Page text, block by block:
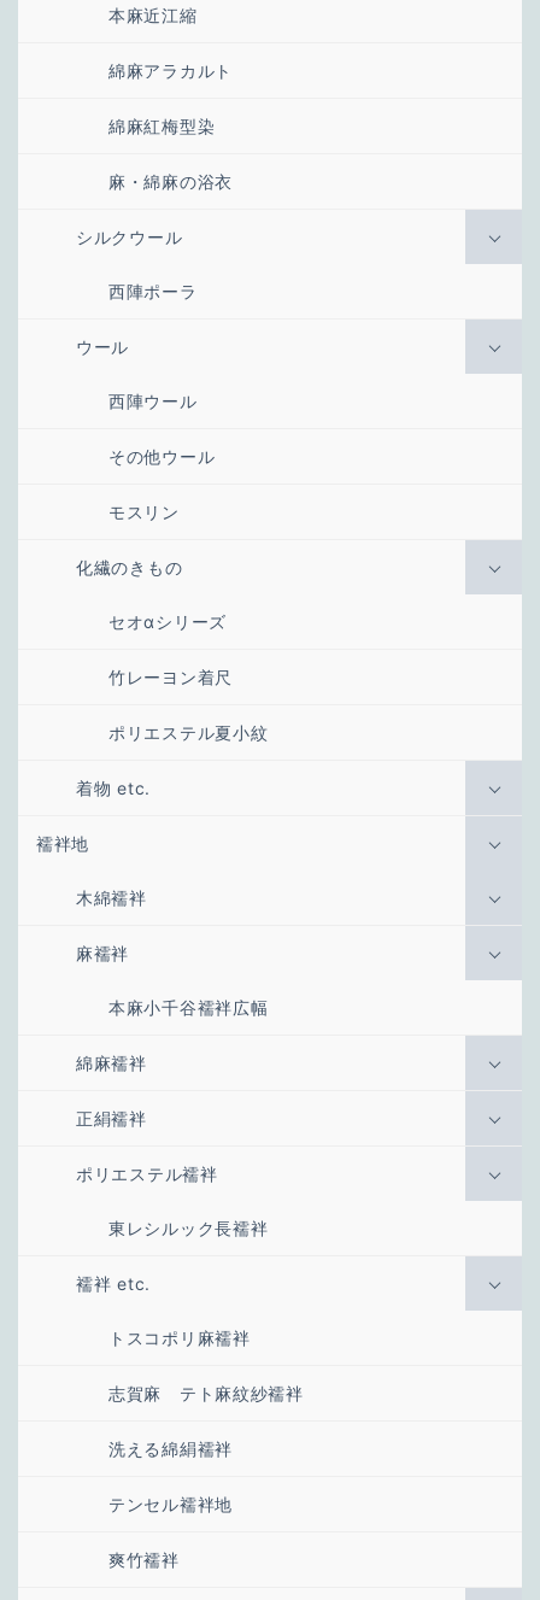
本麻近江縮
綿麻アラカルト
綿麻紅梅型染
麻・綿麻の浴衣
シルクウール
西陣ポーラ
ウール
西陣ウール
その他ウール
モスリン
化繊のきもの
セオαシリーズ
竹レーヨン着尺
ポリエステル夏小紋
着物 etc.
襦袢地
木綿襦袢
麻襦袢
本麻小千谷襦袢広幅
綿麻襦袢
正絹襦袢
ポリエステル襦袢
東レシルック長襦袢
襦袢 etc.
トスコポリ麻襦袢
志賀麻 テト麻紋紗襦袢
洗える綿絹襦袢
テンセル襦袢地
爽竹襦袢